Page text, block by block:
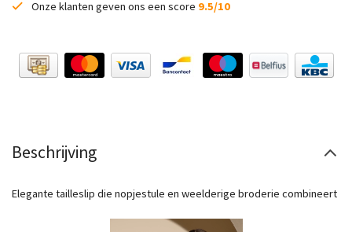
Onze klanten geven ons een score 9.5/10
Beschrijving
Elegante tailleslip die nopjestule en weelderige broderie combineert